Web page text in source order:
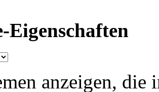
Eigenschaften
anzeigen, die